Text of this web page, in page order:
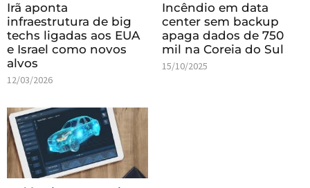
Irã aponta
infraestrutura de big
techs ligadas aos EUA
e Israel como novos
alvos
12/03/2026
Incêndio em data
center sem backup
apaga dados de 750
mil na Coreia do Sul
15/10/2025